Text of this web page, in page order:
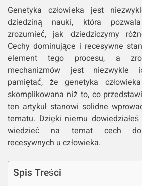
Genetyka człowieka jest
dziedziną nauki, która
zrozumieć, jak dziedziczymy
Cechy dominujące i recesywne
element tego procesu, a
mechanizmów jest niezwykle
pamiętać, że genetyka
skomplikowana niż to, co
ten artykuł stanowi solidne
tematu. Dzięki niemu
wiedzieć na temat cech
recesywnych u człowieka.
Spis Treści